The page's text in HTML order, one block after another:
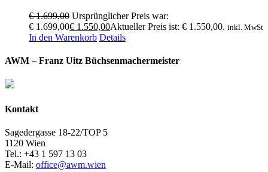
€1.699,00 Ursprünglicher Preis war:
€ 1.699,00€ 1.550,00Aktueller Preis ist: € 1.550,00. inkl. MwSt
In den Warenkorb Details
AWM – Franz Uitz Büchsenmachermeister
Kontakt
Sagedergasse 18-22/TOP 5
1120 Wien
Tel.: +43 1 597 13 03
E-Mail: office@awm.wien